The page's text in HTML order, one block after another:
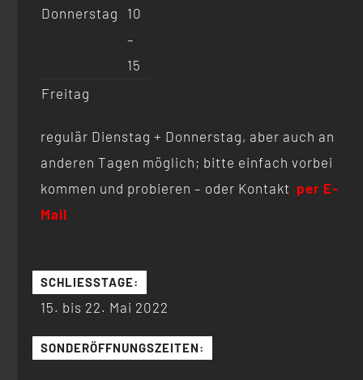
Donnerstag
10
–
15
Freitag
regulär Dienstag + Donnerstag, aber auch an
anderen Tagen möglich; bitte einfach vorbei
kommen und probieren – oder Kontakt per E-
Mail
SCHLIESSTAGE:
15. bis 22. Mai 2022
SONDERÖFFNUNGSZEITEN: